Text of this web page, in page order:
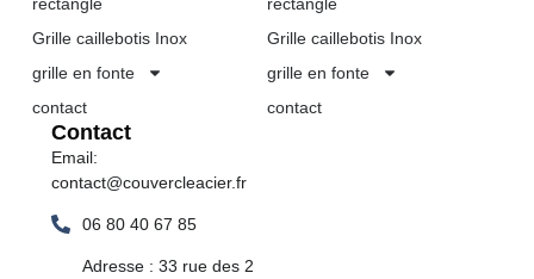
Grille caillebotis Inox
grille en fonte
contact
Grille caillebotis Inox
grille en fonte
contact
Contact
Email:
contact@couvercleacier.fr
06 80 40 67 85
Adresse : 33 rue des 2